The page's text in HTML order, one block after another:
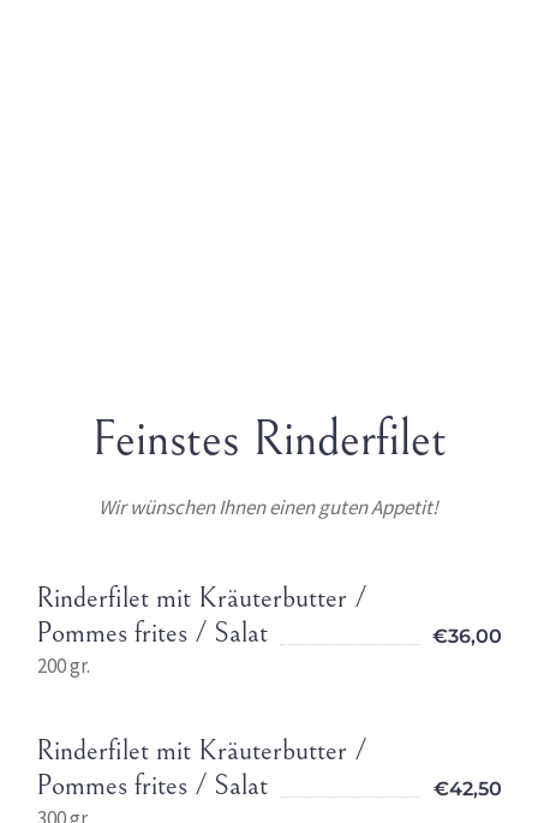
Feinstes Rinderfilet
Wir wünschen Ihnen einen guten Appetit!
Rinderfilet mit Kräuterbutter /
Pommes frites / Salat
€36,00
200 gr.
Rinderfilet mit Kräuterbutter /
Pommes frites / Salat
€42,50